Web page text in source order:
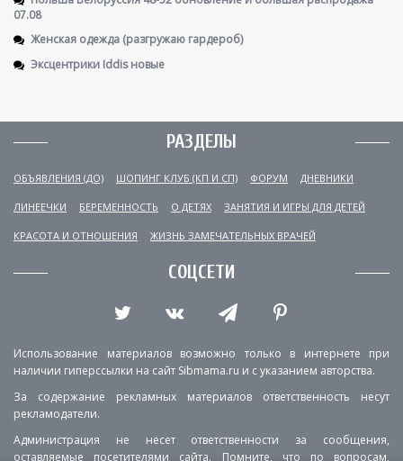
07.08
Женская одежда (разгружаю гардероб)
Эксцентрики Iddis новые
РАЗДЕЛЫ
ОБЪЯВЛЕНИЯ (ДО) ШОПИНГ КЛУБ (КП И СП) ФОРУМ ДНЕВНИКИ
ЛИНЕЕЧКИ БЕРЕМЕННОСТЬ О ДЕТЯХ ЗАНЯТИЯ И ИГРЫ ДЛЯ ДЕТЕЙ
КРАСОТА И ОТНОШЕНИЯ ЖИЗНЬ ЗАМЕЧАТЕЛЬНЫХ ВРАЧЕЙ
СОЦСЕТИ
Использование материалов возможно только в интернете при
наличии гиперссылки на сайт Sibmama.ru и с указанием авторства.
За содержание рекламных материалов ответственность несут
рекламодатели.
Администрация не несет ответственности за сообщения,
оставляемые посетителями сайта. Помните, что по вопросам,